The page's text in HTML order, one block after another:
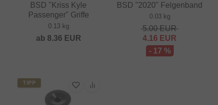
BSD "Kriss Kyle
Passenger" Griffe
0.13 kg
ab 8.36 EUR
BSD "2020" Felgenband
0.03 kg
5.00EUR
4.16 EUR
- 17 %
TIPP